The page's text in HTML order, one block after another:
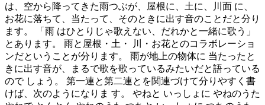
は、空から降ってきた雨つぶが、屋根に、土に、川面 に、
お花に落ちて、当たって、そのときに出す音のことだと分り
ます。 「雨 はひとりじゃ歌えない、だれかと一緒に歌う」
とあります。 雨と屋根・土・ 川・お花とのコラボレーショ
ンだということが分ります。 雨が地上の物体に 当たったと
きに出す音が、まるで歌を歌っているみたいだと語っている
ので しょう。 第一連と第二連とを関連づけて分りやすく書
けば、次のようになりま す。 やねと いっしょに やねのうた